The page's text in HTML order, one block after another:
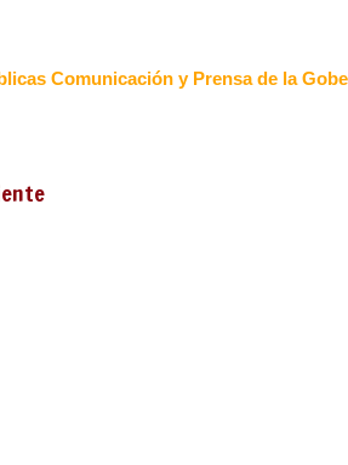
Comunicación y Prensa de la